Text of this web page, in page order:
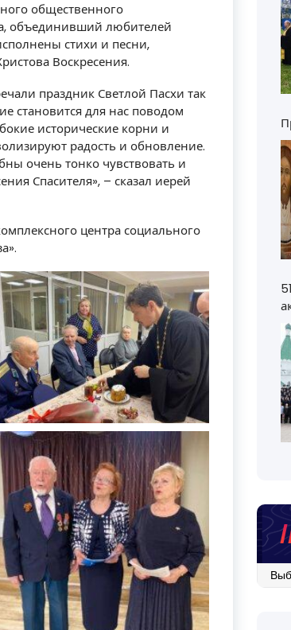
общественного
объединивший любителей
стихи и песни,
Воскресения.
праздник Светлой Пасхи так
становится для нас поводом
исторические корни и
радость и обновление.
очень тонко чувствовать и
Спасителя», – сказал иерей
центра социального